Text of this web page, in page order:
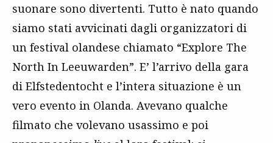
suonare sono divertenti. Tutto è nato quando
siamo stati avvicinati dagli organizzatori di
un festival olandese chiamato “Explore The
North In Leeuwarden”. E’ l’arrivo della gara
di Elfstedentocht e l’intera situazione è un
vero evento in Olanda. Avevano qualche
filmato che volevano usassimo e poi